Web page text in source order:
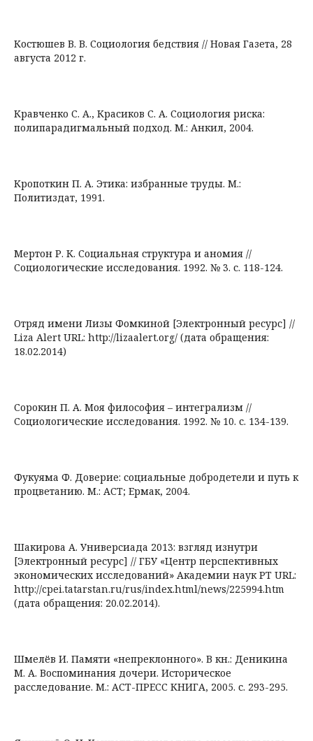
Костюшев В. В. Социология бедствия // Новая Газета, 28
августа 2012 г.
Кравченко С. А., Красиков С. А. Социология риска:
полипарадигмальный подход. М.: Анкил, 2004.
Кропоткин П. А. Этика: избранные труды. М.:
Политиздат, 1991.
Мертон Р. К. Социальная структура и аномия //
Социологические исследования. 1992. № 3. с. 118-124.
Отряд имени Лизы Фомкиной [Электронный ресурс] //
Liza Alert URL: http://lizaalert.org/ (дата обращения:
18.02.2014)
Сорокин П. А. Моя философия – интегрализм //
Социологические исследования. 1992. № 10. с. 134-139.
Фукуяма Ф. Доверие: социальные добродетели и путь к
процветанию. М.: АСТ; Ермак, 2004.
Шакирова А. Универсиада 2013: взгляд изнутри
[Электронный ресурс] // ГБУ «Центр перспективных
экономических исследований» Академии наук РТ URL:
http://cpei.tatarstan.ru/rus/index.html/news/225994.htm
(дата обращения: 20.02.2014).
Шмелёв И. Памяти «непреклонного». В кн.: Деникина
М. А. Воспоминания дочери. Историческое
расследование. М.: АСТ-ПРЕСС КНИГА, 2005. с. 293-295.